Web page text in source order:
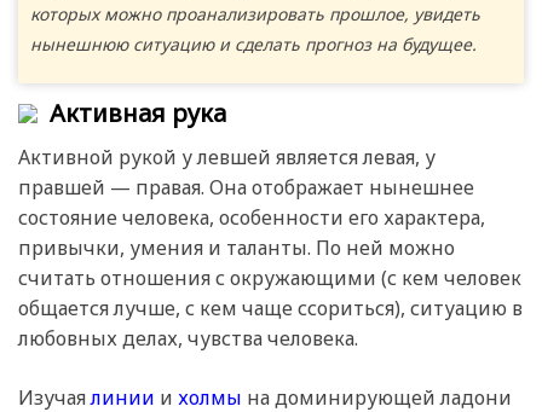
которых можно проанализировать прошлое, увидеть
нынешнюю ситуацию и сделать прогноз на будущее.
Активная рука
Активной рукой у левшей является левая, у
правшей — правая. Она отображает нынешнее
состояние человека, особенности его характера,
привычки, умения и таланты. По ней можно
считать отношения с окружающими (с кем человек
общается лучше, с кем чаще ссориться), ситуацию в
любовных делах, чувства человека.
Изучаялинии и холмы на доминирующей ладони